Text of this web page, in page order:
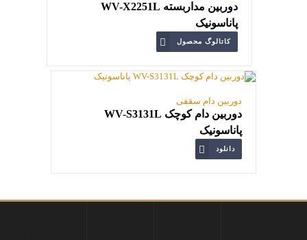
دوربین مداربسته WV-X2251L
پاناسونیک
کاتالوگ محصول
دوربین دام سقفی
دوربین دام کوچک WV-S3131L
پاناسونیک
دانلود